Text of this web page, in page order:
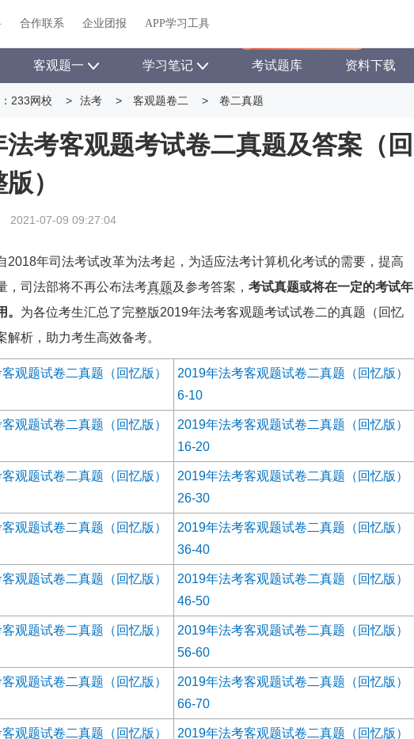
直播 书店 资料 关于我们 帮助中心
合作联系 企业团报 APP学习工具
客观题一 学习笔记 考试题库 资料下载
233网校 > 法考 > 客观题卷二 > 卷二真题
法考客观题考试卷二真题及答案（回
）
2021-07-09 09:27:04
2018年司法考试改革为法考起，为适应法考计算机化考试的需要，提高
，司法部将不再公布法考真题及参考答案， 考试真题或将在一定的考试年
。 为各位考生汇总了完整版2019年法考客观题考试试卷二的真题（回忆
解析，助力考生高效备考。
观题试卷二真题（回忆版）
2019年法考客观题试卷二真题（回忆版）
6-10
观题试卷二真题（回忆版）
2019年法考客观题试卷二真题（回忆版）
16-20
观题试卷二真题（回忆版）
2019年法考客观题试卷二真题（回忆版）
26-30
观题试卷二真题（回忆版）
2019年法考客观题试卷二真题（回忆版）
36-40
观题试卷二真题（回忆版）
2019年法考客观题试卷二真题（回忆版）
46-50
观题试卷二真题（回忆版）
2019年法考客观题试卷二真题（回忆版）
56-60
观题试卷二真题（回忆版）
2019年法考客观题试卷二真题（回忆版）
66-70
观题试卷二真题（回忆版）
2019年法考客观题试卷二真题（回忆版）